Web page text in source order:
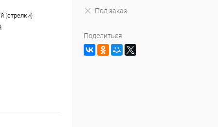
(стрелки)
Под заказ
Поделиться